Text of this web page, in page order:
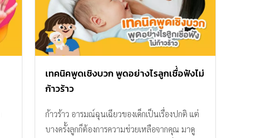
เทคนิคพูดเชิงบวก พูดอย่างไรลูกเชื่่อฟังไม่
ก้าวร้าว
ก้าวร้าว อารมณ์ฉุนเฉียวของเด็กเป็นเรื่องปกติ แต่
บางครั้งลูกก็ต้องการความช่วยเหลือจากคุณ มาดู